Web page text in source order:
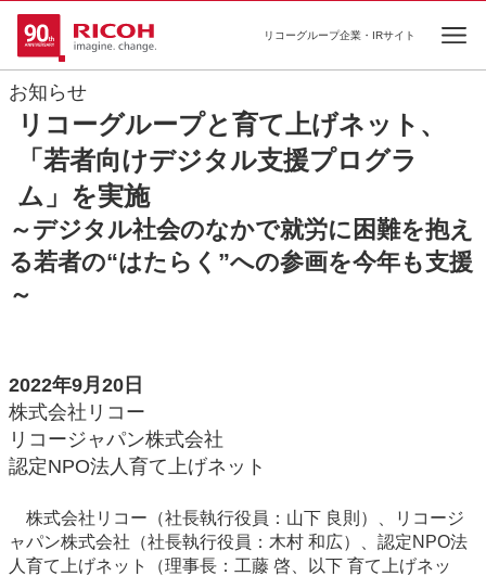
リコーグループ企業・IRサイト
お知らせ
リコーグループと育て上げネット、
「若者向けデジタル支援プログラ
ム」を実施
～デジタル社会のなかで就労に困難を抱え
る若者の“はたらく”への参画を今年も支援
～
2022年9月20日
株式会社リコー
リコージャパン株式会社
認定NPO法人育て上げネット
株式会社リコー（社長執行役員：山下 良則）、リコージ
ャパン株式会社（社長執行役員：木村 和広）、認定NPO法
人育て上げネット（理事長：工藤 啓、以下 育て上げネッ